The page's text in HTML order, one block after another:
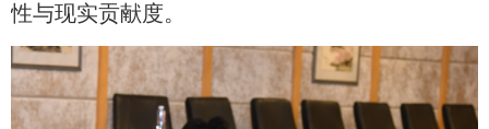
性与现实贡献度。